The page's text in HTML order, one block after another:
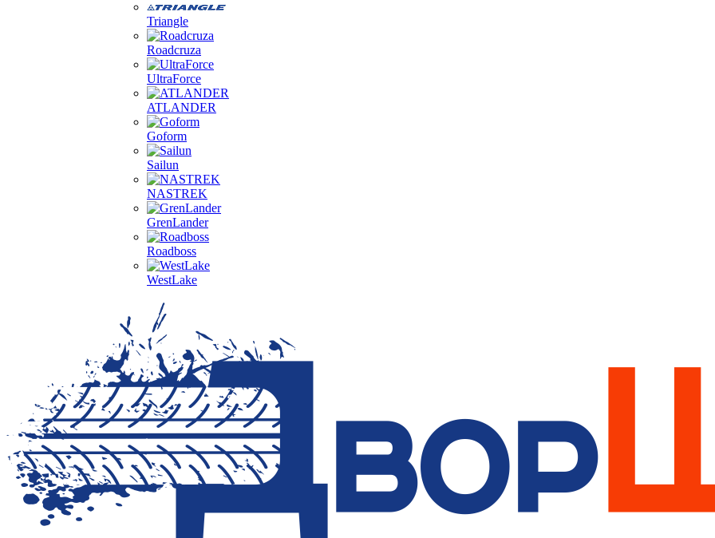
Triangle
Roadcruza
UltraForce
ATLANDER
Goform
Sailun
NASTREK
GrenLander
Roadboss
WestLake